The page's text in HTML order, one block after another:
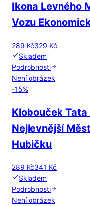
Ikona Levného
Vozu
289 Kč329 Kč
Skladem
Podrobnosti
Není obrázek
-15%
Klobouček
Nejlevnější
Hubičku
289 Kč341 Kč
Skladem
Podrobnosti
Není obrázek